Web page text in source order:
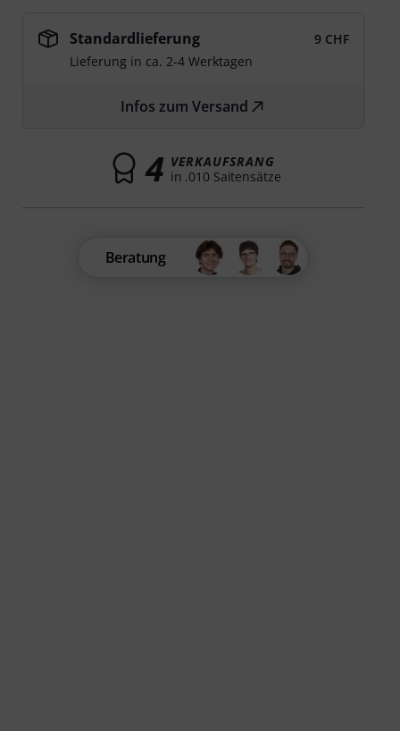
Standardlieferung
9 CHF
Lieferung in ca. 2-4 Werktagen
Infos zum Versand
4 VERKAUFSRANG
in .010 Saitensätze
Beratung